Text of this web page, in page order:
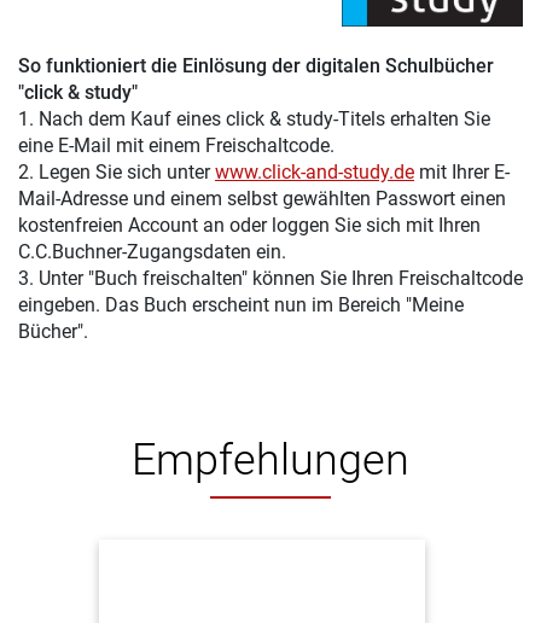
So funktioniert die Einlösung der digitalen Schulbücher
"click & study"
1. Nach dem Kauf eines click & study-Titels erhalten Sie
eine E-Mail mit einem Freischaltcode.
2. Legen Sie sich unterwww.click-and-study.de mit Ihrer E-
Mail-Adresse und einem selbst gewählten Passwort einen
kostenfreien Account an oder loggen Sie sich mit Ihren
C.C.Buchner-Zugangsdaten ein.
3. Unter "Buch freischalten" können Sie Ihren Freischaltcode
eingeben. Das Buch erscheint nun im Bereich "Meine
Bücher".
Empfehlungen